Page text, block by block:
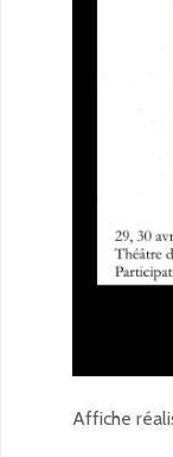
Affiche